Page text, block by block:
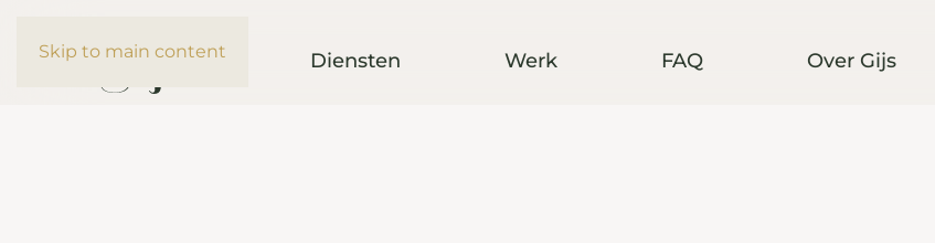
Skip to main content Diensten Werk FAQ Over Gijs